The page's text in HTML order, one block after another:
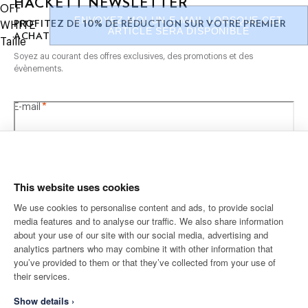
This website uses cookies
We use cookies to personalise content and ads, to provide social
media features and to analyse our traffic. We also share information
about your use of our site with our social media, advertising and
analytics partners who may combine it with other information that
you’ve provided to them or that they’ve collected from your use of
their services.
Show details ›
Pas de blanchiment
Ne pas sécher en tambour
Ne pas repasser
Nettoyage à sec autorisé
100% Coton
OFF
WHITE
Taille
ENVOYEZ-MOI UN E-MAIL LORSQUE CET
ARTICLE SERA DISPONIBLE
PROFITEZ DE10% DE RÉDUCTION SUR VOTRE PREMIER
ACHAT
Soyez au courant des offres exclusives, des promotions et des
évènements.
E-mail *
ADRESSE POSTALE
France Modifier
LANGUE
CONTACTEZ-NOUS